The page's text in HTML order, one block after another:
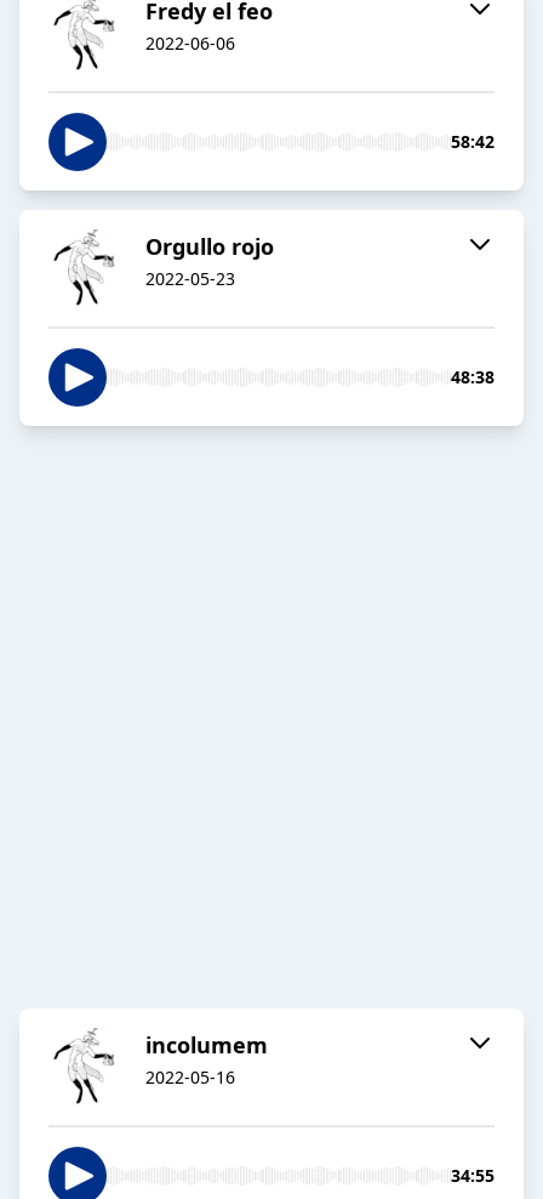
Fredy el feo
2022-06-06
58:42
Orgullo rojo
2022-05-23
48:38
incolumem
2022-05-16
34:55